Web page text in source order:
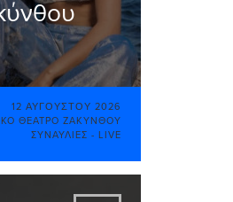
12 ΑΥΓΟΎΣΤΟΥ 2026
ΘΈΑΤΡΟ ΖΑΚΎΝΘΟΥ
ΣΥΝΑΥΛΊΕΣ - LIVE